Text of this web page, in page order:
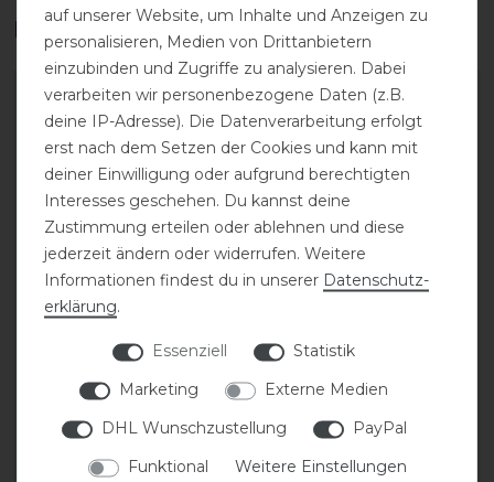
Das perfekte Zubehör für dich
-20%
Covalliero T-Shirt FS26
23,99 € *
ARTIKEL MERKEN
-20%
Damen
23,99 € *
ARTIKEL MERKEN
auf unserer Website, um Inhalte und Anzeigen zu
personalisieren, Medien von Drittanbietern
einzubinden und Zugriffe zu analysieren. Dabei
verarbeiten wir personenbezogene Daten (z.B.
deine IP-Adresse). Die Datenverarbeitung erfolgt
erst nach dem Setzen der Cookies und kann mit
deiner Einwilligung oder aufgrund berechtigten
Interesses geschehen. Du kannst deine
Zustimmung erteilen oder ablehnen und diese
jederzeit ändern oder widerrufen. Weitere
Informationen findest du in unserer Daten­schutz­
erklärung.
Essenziell
Statistik
Marketing
Externe Medien
DHL Wunschzustellung
PayPal
Funktional
Weitere Einstellungen